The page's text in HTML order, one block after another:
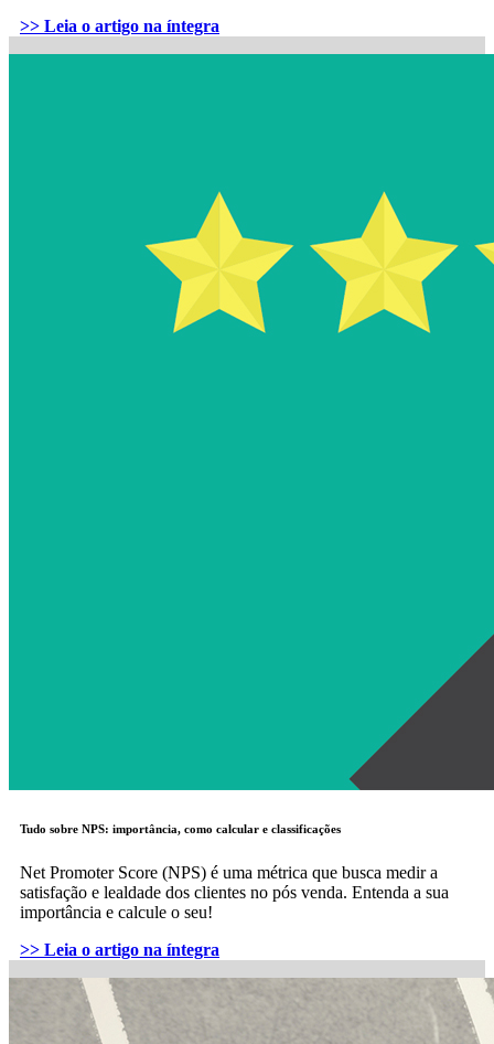
>> Leia o artigo na íntegra
Tudo sobre NPS: importância, como calcular e classificações
Net Promoter Score (NPS) é uma métrica que busca medir a
satisfação e lealdade dos clientes no pós venda. Entenda a sua
importância e calcule o seu!
>> Leia o artigo na íntegra